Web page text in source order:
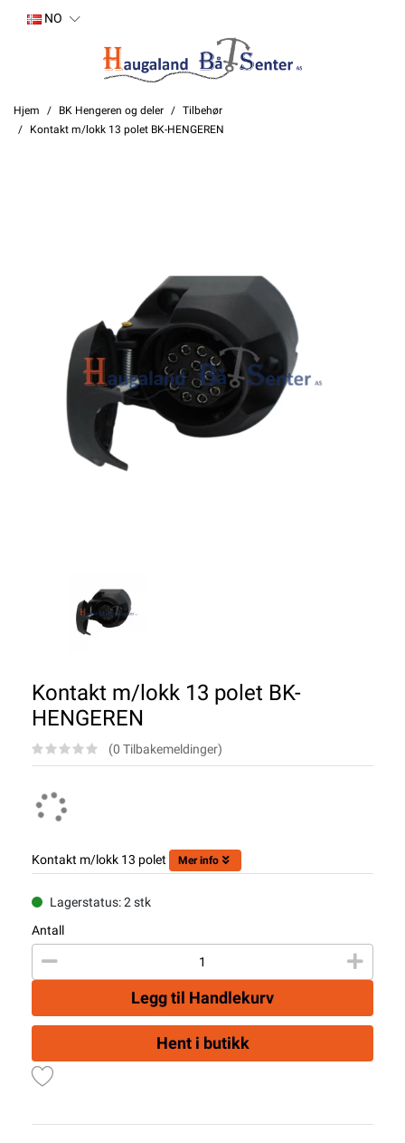
NO
Hjem BK Hengeren og deler
Tilbehør
Kontakt m/lokk 13 polet BK-HENGEREN
Kontakt m/lokk 13 polet BK-
HENGEREN
(0 Tilbakemeldinger)
Kontakt m/lokk 13 polet Mer info
Lagerstatus: 2 stk
Antall
Legg til Handlekurv
Hent i butikk